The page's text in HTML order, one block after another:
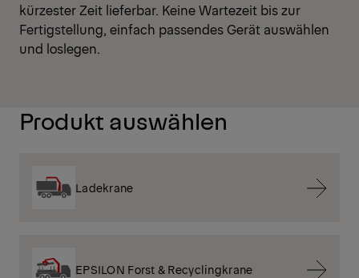
kürzester Zeit lieferbar. Keine Wartezeit bis zur
Fertigstellung, einfach passendes Gerät auswählen
und loslegen.
Produkt auswählen
Ladekrane
EPSILON Forst & Recyclingkrane